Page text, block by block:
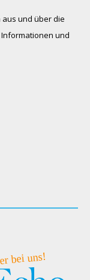
und über die
und